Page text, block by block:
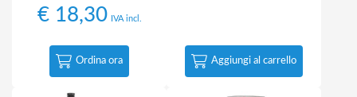
€18,30 IVA incl.
Ordina ora Aggiungi al carrello